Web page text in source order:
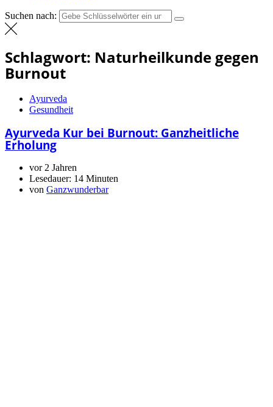
Suchen nach:
Schlagwort: Naturheilkunde gegen
Burnout
Ayurveda
Gesundheit
Ayurveda Kur bei Burnout: Ganzheitliche
Erholung
vor 2 Jahren
Lesedauer: 14 Minuten
von Ganzwunderbar